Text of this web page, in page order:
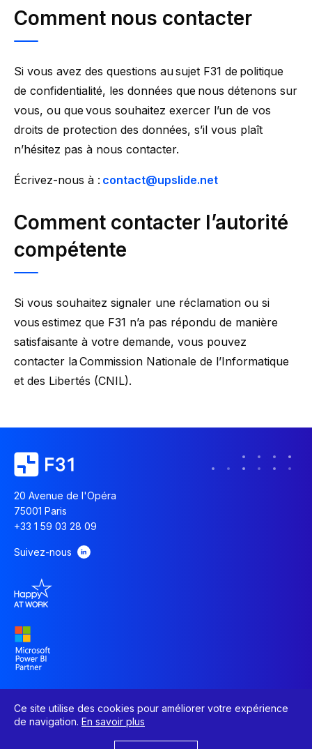
Comment nous contacter
Si vous avez des questions au sujet F31 de politique
de confidentialité, les données que nous détenons sur
vous, ou que vous souhaitez exercer l’un de vos
droits de protection des données, s’il vous plaît
n’hésitez pas à nous contacter.
Écrivez-nous à : contact@upslide.net
Comment contacter l’autorité
compétente
Si vous souhaitez signaler une réclamation ou si
vous estimez que F31 n’a pas répondu de manière
satisfaisante à votre demande, vous pouvez
contacter la Commission Nationale de l’Informatique
et des Libertés (CNIL).
Ce site utilise des cookies pour améliorer votre expérience
de navigation. En savoir plus
20 Avenue de l'Opéra
75001 Paris
+33 1 59 03 28 09
Suivez-nous